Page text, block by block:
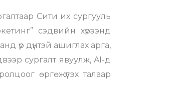
Сити их сургууль
сэдвийн хүрээнд
үр дүнтэй ашиглах арга,
сургалт явуулж, AI-д
өргөжүүлэх талаар